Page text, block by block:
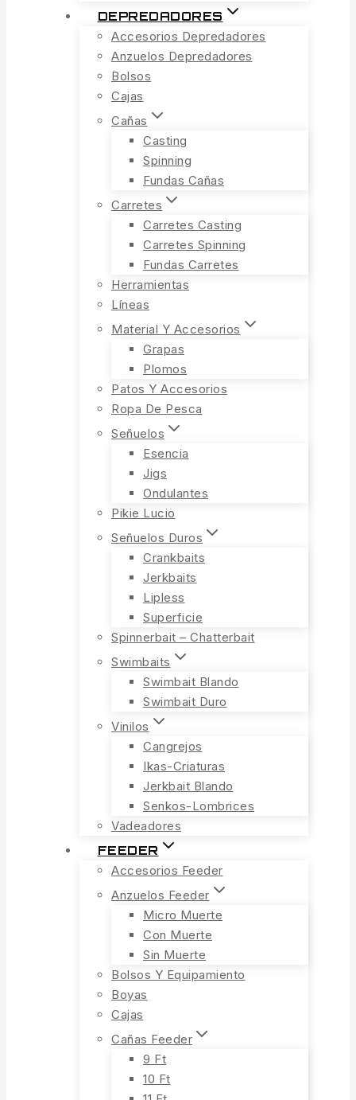
DEPREDADORES
Accesorios Depredadores
Anzuelos Depredadores
Bolsos
Cajas
Cañas
Casting
Spinning
Fundas Cañas
Carretes
Carretes Casting
Carretes Spinning
Fundas Carretes
Herramientas
Líneas
Material Y Accesorios
Grapas
Plomos
Patos Y Accesorios
Ropa De Pesca
Señuelos
Esencia
Jigs
Ondulantes
Pikie Lucio
Señuelos Duros
Crankbaits
Jerkbaits
Lipless
Superficie
Spinnerbait – Chatterbait
Swimbaits
Swimbait Blando
Swimbait Duro
Vinilos
Cangrejos
Ikas-Criaturas
Jerkbait Blando
Senkos-Lombrices
Vadeadores
FEEDER
Accesorios Feeder
Anzuelos Feeder
Micro Muerte
Con Muerte
Sin Muerte
Bolsos Y Equipamiento
Boyas
Cajas
Cañas Feeder
9 Ft
10 Ft